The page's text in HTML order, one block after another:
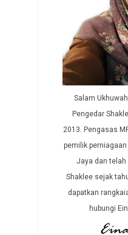
Salam
Pengedar
2013. Pengasas
pemilik perniagaan
Jaya dan telah
Shaklee sejak
dapatkan
hubungi